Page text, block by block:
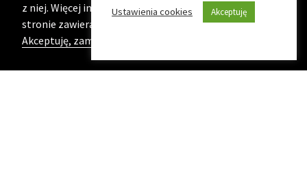
z niej. Więcej informacji na ten temat znajduje się na
stronie zawierającej naszą
Politykę prywatności
Akceptuję, zamknij komunikat
Ustawienia cookies Akceptuję